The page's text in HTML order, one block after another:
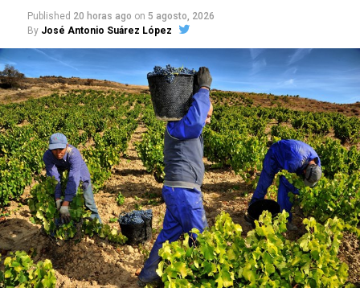
Published 20 horas ago on 5 agosto, 2026
By José Antonio Suárez López